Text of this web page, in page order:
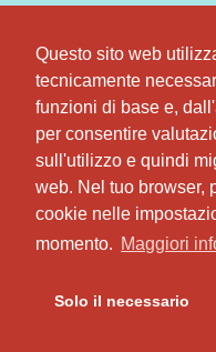
Questo sito web
tecnicamente
funzioni di base e,
per consentire
sull'utilizzo e quindi
web. Nel tuo browser,
cookie nelle
momento. Maggiori
Solo il necessario
Questo sito web
tecnicamente
funzioni di base e,
per consentire
sull'utilizzo e quindi
web. Nel tuo browser,
cookie nelle
momento. Maggiori
Solo il necessario
GLOW Yoga Hünenberg
09:30 - 10:30
Fitness Paradies
Claudia Joller